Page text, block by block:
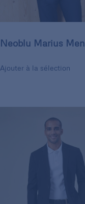
Neoblu Marius Men
Ajouter à la sélection